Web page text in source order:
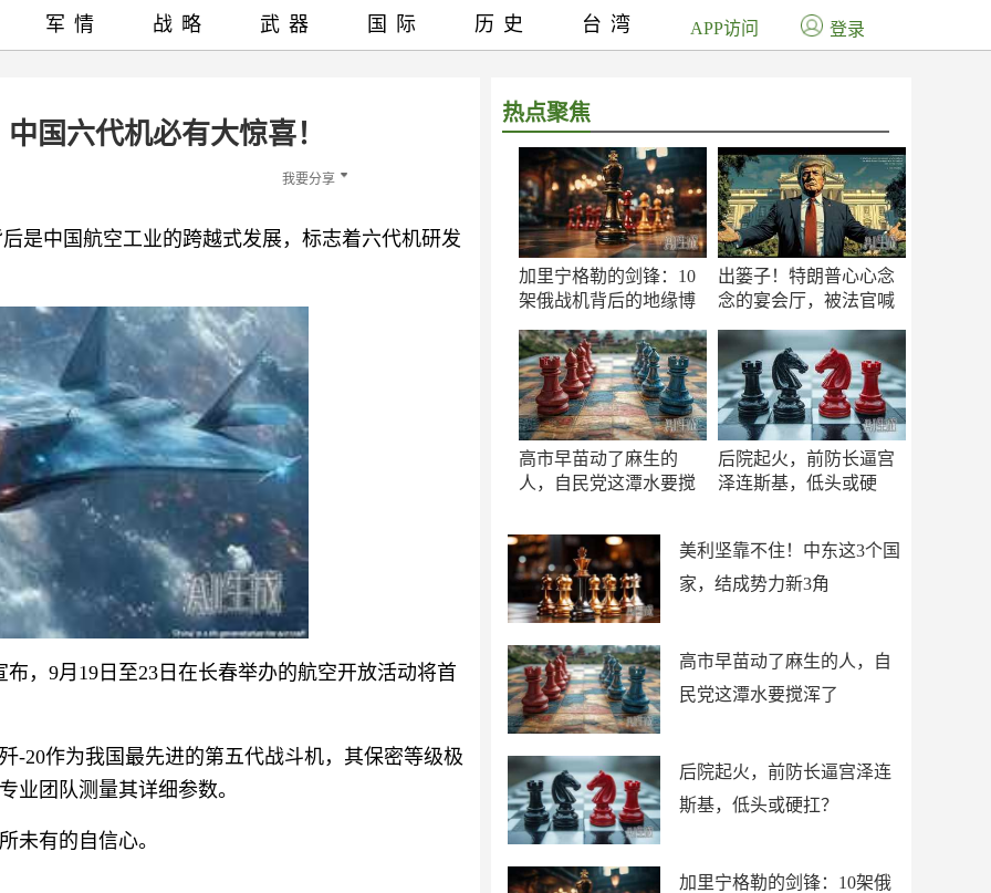
国六代机必有大惊喜！
我要分享
是中国航空工业的跨越式发展，标志着六代机研发
，9月19日至23日在长春举办的航空开放活动将首
-20作为我国最先进的第五代战斗机，其保密等级极
业团队测量其详细参数。
未有的自信心。
热点聚焦
加里宁格勒的剑锋：10
架俄战机背后的地缘博
出篓子！特朗普心心念
念的宴会厅，被法官喊
高市早苗动了麻生的
人，自民党这潭水要搅
后院起火，前防长逼宫
泽连斯基，低头或硬
美利坚靠不住！中东这3个国
家，结成势力新3角
高市早苗动了麻生的人，自
民党这潭水要搅浑了
后院起火，前防长逼宫泽连
斯基，低头或硬扛？
加里宁格勒的剑锋：10架俄
军情 战略 武器 国际 历史 台湾 APP访问 登录